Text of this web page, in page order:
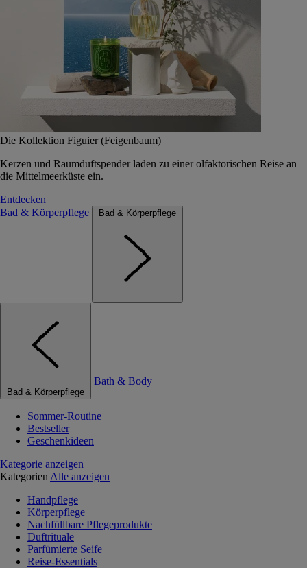
Die Kollektion Figuier (Feigenbaum)
Kerzen und Raumduftspender laden zu einer olfaktorischen Reise an
die Mittelmeerküste ein.
Entdecken
Bad & Körperpflege
Bad & Körperpflege
Bad & Körperpflege
Bath & Body
Sommer-Routine
Bestseller
Geschenkideen
Kategorie anzeigen
Kategorien Alle anzeigen
Handpflege
Körperpflege
Nachfüllbare Pflegeprodukte
Duftrituale
Parfümierte Seife
Reise-Essentials